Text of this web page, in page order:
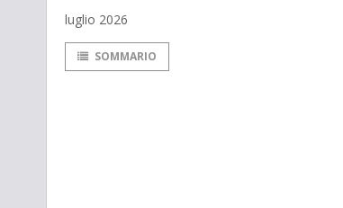
luglio 2026
SOMMARIO